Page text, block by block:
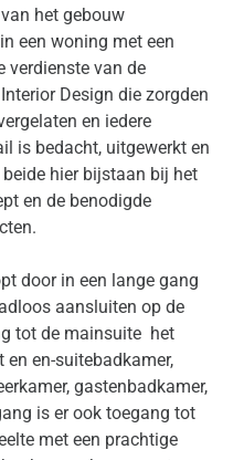
het gebouw
een woning met een
verdienste van de
Design die zorgden
en iedere
is bedacht, uitgewerkt en
hier bijstaan bij het
en de benodigde
door in een lange gang
aansluiten op de
tot de mainsuite het
en en-suitebadkamer,
gastenbadkamer,
is er ook toegang tot
met een prachtige